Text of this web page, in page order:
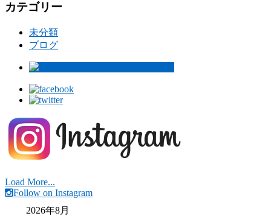
カテゴリー
未分類
ブログ
Load More...
Follow on Instagram
2026年8月